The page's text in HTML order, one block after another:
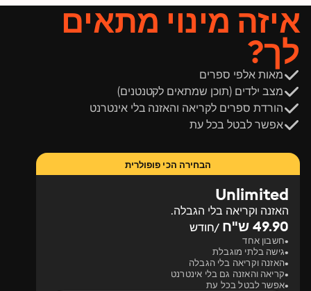
איזה מינוי מתאים
לך?
מאות אלפי ספרים
מצב ילדים (תוכן שמתאים לקטנטנים)
הורדת ספרים לקריאה והאזנה בלי אינטרנט
אפשר לבטל בכל עת
הבחירה הכי פופולרית
Unlimited
האזנה וקריאה בלי הגבלה.
49.90 ש"ח /חודש
חשבון אחד
גישה בלתי מוגבלת
האזנה וקריאה בלי הגבלה
קריאה והאזנה גם בלי אינטרנט
אפשר לבטל בכל עת